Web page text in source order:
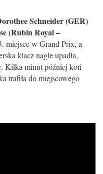
Schneider (GER)
(Rubin Royal –
miejsce w Grand Prix, a
klacz nagle upadła,
Kilka minut później koń
trafiła do miejscowego